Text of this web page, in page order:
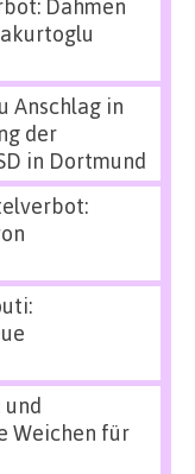
Dahmen
Anschlag in
der
in Dortmund
und
Weichen für